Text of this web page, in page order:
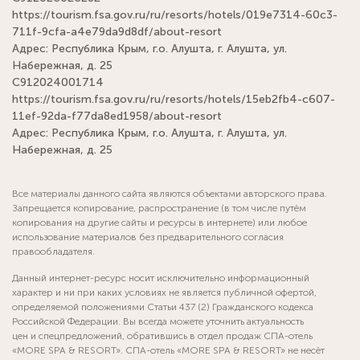
https://tourism.fsa.gov.ru/ru/resorts/hotels/019e7314-60c3-
711f-9cfa-a4e79da9d8df/about-resort
Адрес: Республика Крым, г.о. Алушта, г. Алушта, ул.
Набережная, д. 25
С912024001714
https://tourism.fsa.gov.ru/ru/resorts/hotels/15eb2fb4-c607-
11ef-92da-f77da8ed1958/about-resort
Адрес: Республика Крым, г.о. Алушта, г. Алушта, ул.
Набережная, д. 25
Все материалы данного сайта являются объектами авторского права.
Запрещается копирование, распространение (в том числе путём
копирования на другие сайты и ресурсы в интернете) или любое
использование материалов без предварительного согласия
правообладателя.
Данный интернет-ресурс носит исключительно информационный
характер и ни при каких условиях не является публичной офертой,
определяемой положениями Статьи 437 (2) Гражданского кодекса
Российской Федерации. Вы всегда можете уточнить актуальность
цен и спецпредложений, обратившись в отдел продаж СПА-отель
«MORE SPA & RESORT». СПА-отель «MORE SPA & RESORT» не несёт